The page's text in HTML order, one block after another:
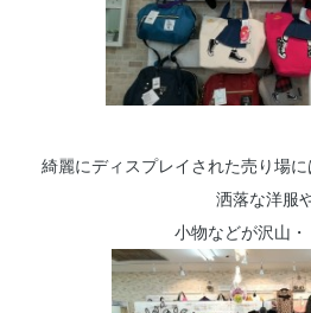
綺麗にディスプレイされた売り場
洒落な洋服
小物などが沢山・